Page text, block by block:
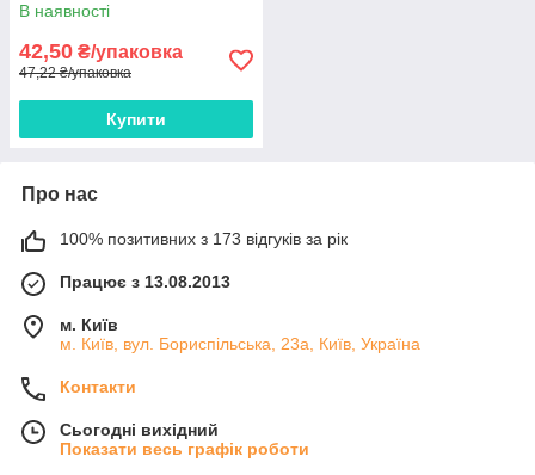
В наявності
42,50 ₴/упаковка
47,22 ₴/упаковка
Купити
Про нас
100% позитивних з 173 відгуків за рік
Працює з 13.08.2013
м. Київ
м. Київ, вул. Бориспільська, 23а, Київ, Україна
Контакти
Сьогодні вихідний
Показати весь графік роботи